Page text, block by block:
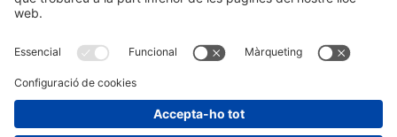
a les xarxes socials